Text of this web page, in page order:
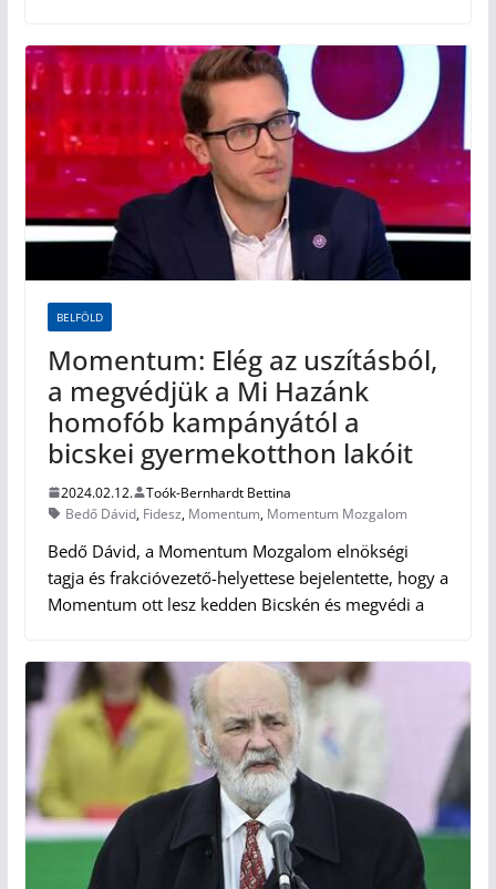
BELFÖLD
Momentum: Elég az uszításból,
a megvédjük a Mi Hazánk
homofób kampányától a
bicskei gyermekotthon lakóit
2024.02.12.
Toók-Bernhardt Bettina
Bedő Dávid, Fidesz, Momentum, Momentum Mozgalom
Bedő Dávid, a Momentum Mozgalom elnökségi
tagja és frakcióvezető-helyettese bejelentette, hogy a
Momentum ott lesz kedden Bicskén és megvédi a